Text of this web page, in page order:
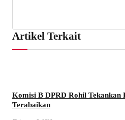
Artikel Terkait
Komisi B DPRD Rohil Tekankan
Terabaikan